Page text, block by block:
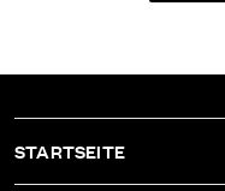
STARTSEITE